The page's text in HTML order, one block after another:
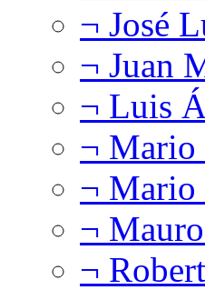
¬ José
¬ Juan
¬ Luis
¬ Mario
¬ Mario
¬
¬